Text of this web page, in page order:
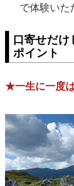
で体験いた
口寄せだ
ポイント
★一生に一度